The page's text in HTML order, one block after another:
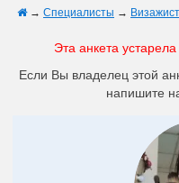
→ Специалисты →
Эта анкета
Если Вы владелец этой
напишите